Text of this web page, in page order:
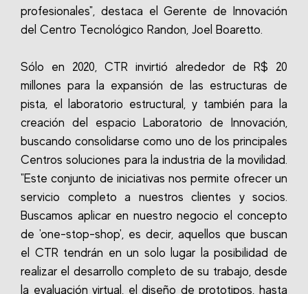
profesionales", destaca el Gerente de Innovación
del Centro Tecnológico Randon, Joel Boaretto.
Sólo en 2020, CTR invirtió alrededor de R$ 20
millones para la expansión de las estructuras de
pista, el laboratorio estructural, y también para la
creación del espacio Laboratorio de Innovación,
buscando consolidarse como uno de los principales
Centros soluciones para la industria de la movilidad.
"Este conjunto de iniciativas nos permite ofrecer un
servicio completo a nuestros clientes y socios.
Buscamos aplicar en nuestro negocio el concepto
de 'one-stop-shop', es decir, aquellos que buscan
el CTR tendrán en un solo lugar la posibilidad de
realizar el desarrollo completo de su trabajo, desde
la evaluación virtual, el diseño de prototipos, hasta